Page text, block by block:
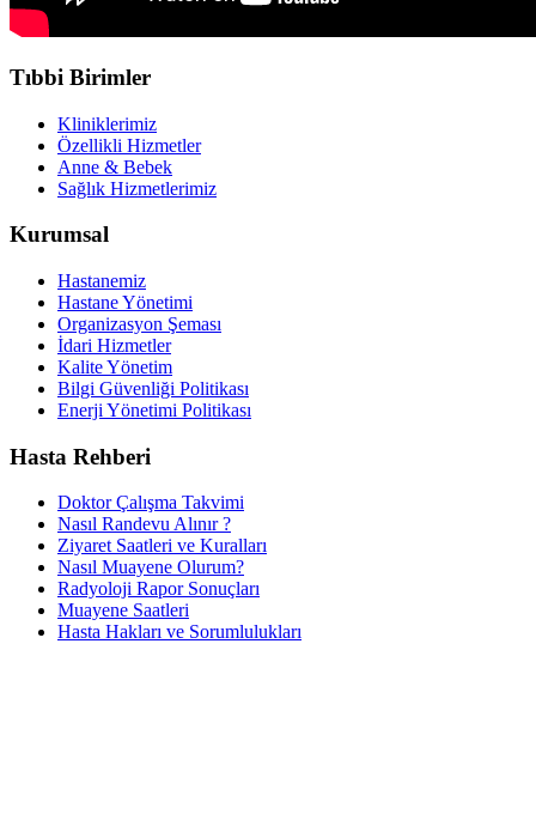
Tıbbi Birimler
Kliniklerimiz
Özellikli Hizmetler
Anne & Bebek
Sağlık Hizmetlerimiz
Kurumsal
Hastanemiz
Hastane Yönetimi
Organizasyon Şeması
İdari Hizmetler
Kalite Yönetim
Bilgi Güvenliği Politikası
Enerji Yönetimi Politikası
Hasta Rehberi
Doktor Çalışma Takvimi
Nasıl Randevu Alınır ?
Ziyaret Saatleri ve Kuralları
Nasıl Muayene Olurum?
Radyoloji Rapor Sonuçları
Muayene Saatleri
Hasta Hakları ve Sorumlulukları